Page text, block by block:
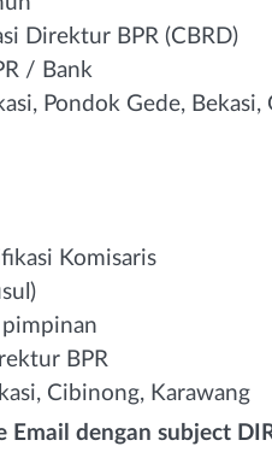
Direktur BPR (CBRD)
/ Bank
Pondok Gede, Bekasi,
Komisaris
pimpinan
BPR
Cibinong, Karawang
Email dengan subject